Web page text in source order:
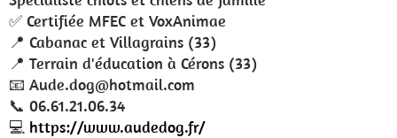
✅️ Certifiée MFEC et VoxAnimae
📍 Cabanac et Villagrains (33)
📍 Terrain d'éducation à Cérons (33)
📧 Aude.dog@hotmail.com
📞 06.61.21.06.34
💻 https://www.audedog.fr/